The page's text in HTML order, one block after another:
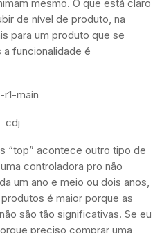
mesmo. O que está claro
de nível de produto, na
para um produto que se
funcionalidade é
“top” acontece outro tipo de
controladora pro não
um ano e meio ou dois anos,
é maior porque as
são tão significativas. Se eu
preciso comprar uma